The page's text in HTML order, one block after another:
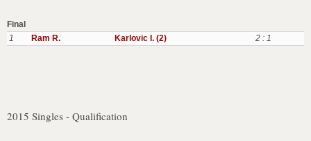
Final
1
Ram R. Karlovic I. (2) 2 : 1
2015 Singles - Qualification